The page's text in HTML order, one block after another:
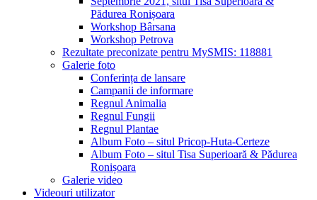
Pădurea Ronișoara
Workshop Bârsana
Workshop Petrova
Rezultate preconizate pentru MySMIS: 118881
Galerie foto
Conferința de lansare
Campanii de informare
Regnul Animalia
Regnul Fungii
Regnul Plantae
Album Foto – situl Pricop-Huta-Certeze
Album Foto – situl Tisa Superioară & Pădurea
Ronișoara
Galerie video
Videouri utilizator